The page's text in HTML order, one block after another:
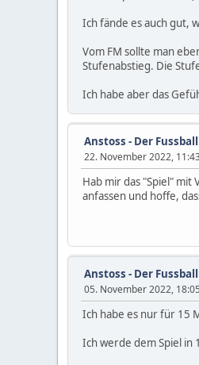
Ich fände es auch gut,
Vom FM sollte man
Stufenabstieg. Die
Ich habe aber das
Anstoss - Der
22. November 2022,
Hab mir das "Spiel"
anfassen und hoffe,
Anstoss - Der
05. November 2022,
Ich habe es nur für 15
Ich werde dem Spiel in